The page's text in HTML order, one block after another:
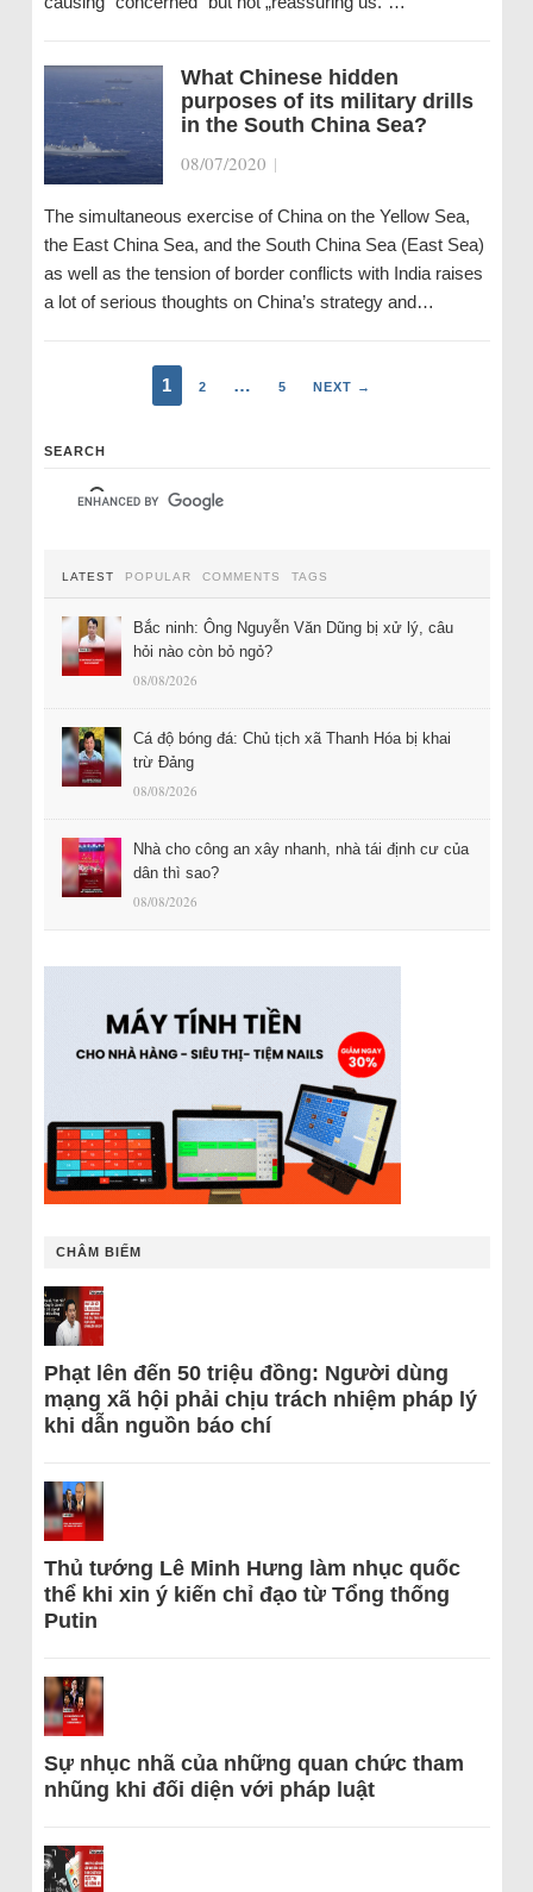
What Chinese hidden
purposes of its military drills
in the South China Sea?
08/07/2020 |
The simultaneous exercise of China on the Yellow Sea,
the East China Sea, and the South China Sea (East Sea)
as well as the tension of border conflicts with India raises
a lot of serious thoughts on China’s strategy and…
1 2 … 5 NEXT →
SEARCH
LATEST POPULAR COMMENTS TAGS
Bắc ninh: Ông Nguyễn Văn Dũng bị xử lý, câu
hỏi nào còn bỏ ngỏ?
08/08/2026
Cá độ bóng đá: Chủ tịch xã Thanh Hóa bị khai
trừ Đảng
08/08/2026
Nhà cho công an xây nhanh, nhà tái định cư của
dân thì sao?
08/08/2026
CHÂM BIẾM
Phạt lên đến 50 triệu đồng: Người dùng
mạng xã hội phải chịu trách nhiệm pháp lý
khi dẫn nguồn báo chí
Thủ tướng Lê Minh Hưng làm nhục quốc
thể khi xin ý kiến chỉ đạo từ Tổng thống
Putin
Sự nhục nhã của những quan chức tham
nhũng khi đối diện với pháp luật